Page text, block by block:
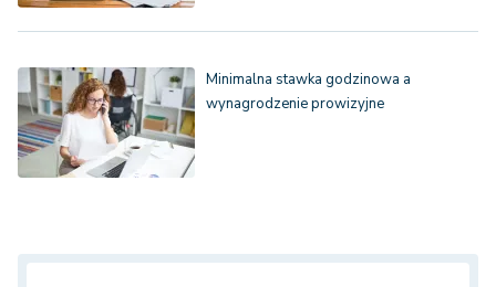
Minimalna stawka godzinowa a
wynagrodzenie prowizyjne